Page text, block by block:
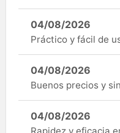
04/08/2026
Práctico y fácil de
04/08/2026
Buenos precios y
04/08/2026
Rapidez y eficacia